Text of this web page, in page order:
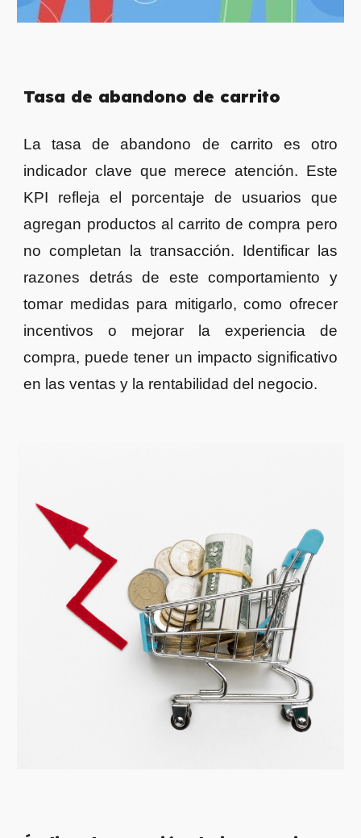
Tasa de abandono de carrito
Latasa de abandono de carrito es otro
indicador clave que merece atención. Este
KPI refleja el porcentaje de usuarios que
agregan productos al carrito de compra pero
no completan la transacción. Identificar las
razones detrás de este comportamiento y
tomar medidas para mitigarlo, como ofrecer
incentivos o mejorar la experiencia de
compra, puede tener un impacto significativo
en las ventas y la rentabilidad del negocio.